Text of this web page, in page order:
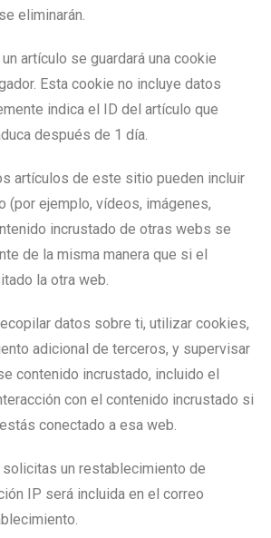
eliminarán.
artículo se guardará una cookie
Esta cookie no incluye datos
indica el ID del artículo que
después de 1 día.
artículos de este sitio pueden incluir
(por ejemplo, vídeos, imágenes,
incrustado de otras webs se
de la misma manera que si el
la otra web.
datos sobre ti, utilizar cookies,
adicional de terceros, y supervisar
contenido incrustado, incluido el
con el contenido incrustado si
conectado a esa web.
solicitas un restablecimiento de
IP será incluida en el correo